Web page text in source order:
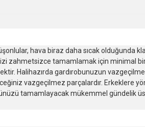
hava biraz daha sıcak olduğunda
zahmetsizce tamamlamak için minimal
Halihazırda gardırobunuzun
vazgeçilmez parçalardır. Erkeklere
tamamlayacak mükemmel gündelik üst